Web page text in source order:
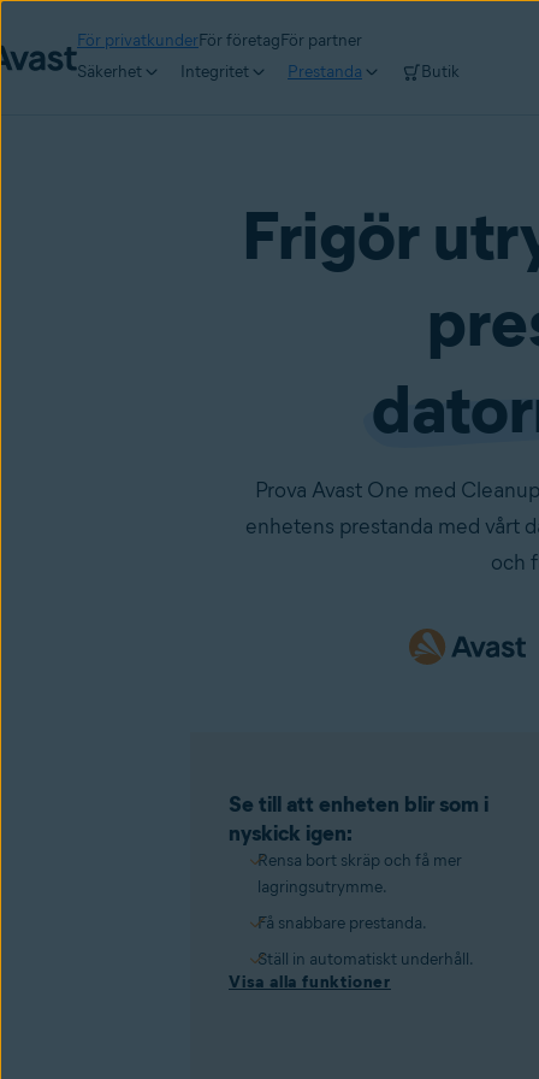
För privatkunderFör företagFör partner
Säkerhet
Integritet Prestanda Butik
Frigör
Prova Avast One med
enhetens prestanda med vårt
och
Se till att enheten blir som i
nyskick igen:
Rensa bort skräp och få mer
lagringsutrymme.
Få snabbare prestanda.
Ställ in automatiskt underhåll.
Visa alla funktioner